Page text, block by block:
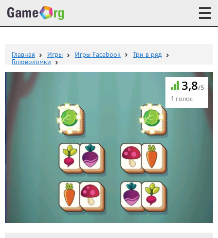
Главная Игры Игры Facebook
Три в ряд
Головоломки
3,8/5
1 голос